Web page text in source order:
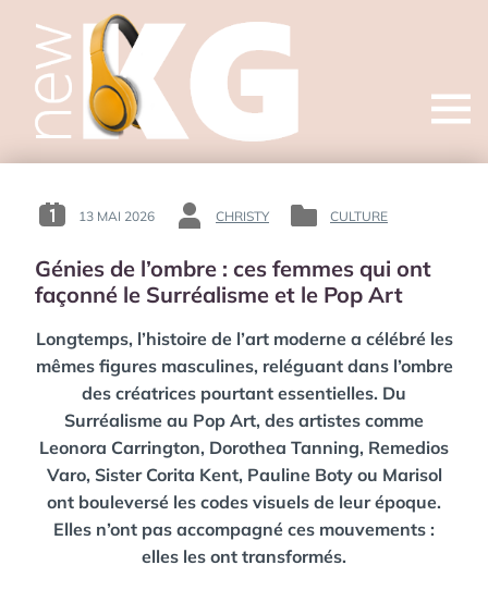
Open
POSTED
:
13 MAI 2026
BY
CHRISTY
POSTED
:
CULTURE
Génies de l’ombre : ces femmes qui ont
façonné le Surréalisme et le Pop Art
Longtemps, l’histoire de l’art moderne a célébré les
mêmes figures masculines, reléguant dans l’ombre
des créatrices pourtant essentielles. Du
Surréalisme au Pop Art, des artistes comme
Leonora Carrington, Dorothea Tanning, Remedios
Varo, Sister Corita Kent, Pauline Boty ou Marisol
ont bouleversé les codes visuels de leur époque.
Elles n’ont pas accompagné ces mouvements :
elles les ont transformés.